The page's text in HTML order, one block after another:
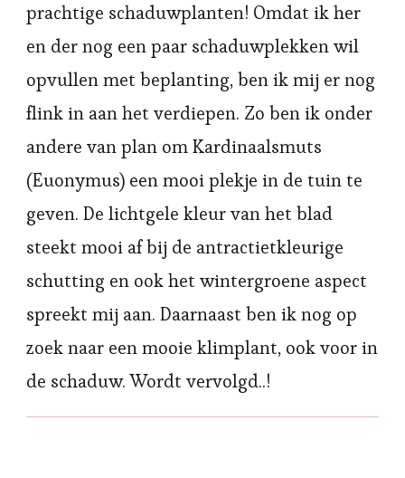
prachtige schaduwplanten! Omdat ik her
en der nog een paar schaduwplekken wil
opvullen met beplanting, ben ik mij er nog
flink in aan het verdiepen. Zo ben ik onder
andere van plan om Kardinaalsmuts
(Euonymus) een mooi plekje in de tuin te
geven. De lichtgele kleur van het blad
steekt mooi af bij de antractietkleurige
schutting en ook het wintergroene aspect
spreekt mij aan. Daarnaast ben ik nog op
zoek naar een mooie klimplant, ook voor in
de schaduw. Wordt vervolgd..!